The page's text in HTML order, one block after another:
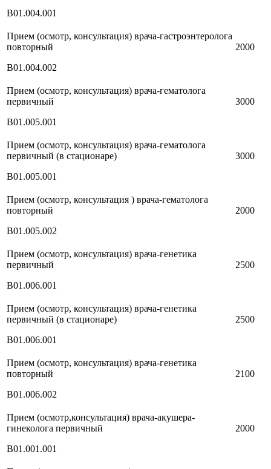
В01.004.001
Прием (осмотр, консультация) врача-гастроэнтеролога
повторный
В01.004.002
2000
Прием (осмотр, консультация) врача-гематолога
первичный
В01.005.001
3000
Прием (осмотр, консультация) врача-гематолога
первичный (в стационаре)
В01.005.001
3000
Прием (осмотр, консультация ) врача-гематолога
повторный
В01.005.002
2000
Прием (осмотр, консультация) врача-генетика
первичный
В01.006.001
2500
Прием (осмотр, консультация) врача-генетика
первичный (в стационаре)
В01.006.001
2500
Прием (осмотр, консультация) врача-генетика
повторный
В01.006.002
2100
Прием (осмотр,консультация) врача-акушера-
гинеколога первичный
В01.001.001
2000